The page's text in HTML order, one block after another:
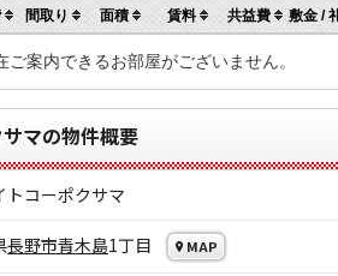
間取り 面積 賃料 共益費 敷金 /
ご案内できるお部屋がございません。
マの物件概要
トコーポクサマ
長野市青木島1丁目 MAP